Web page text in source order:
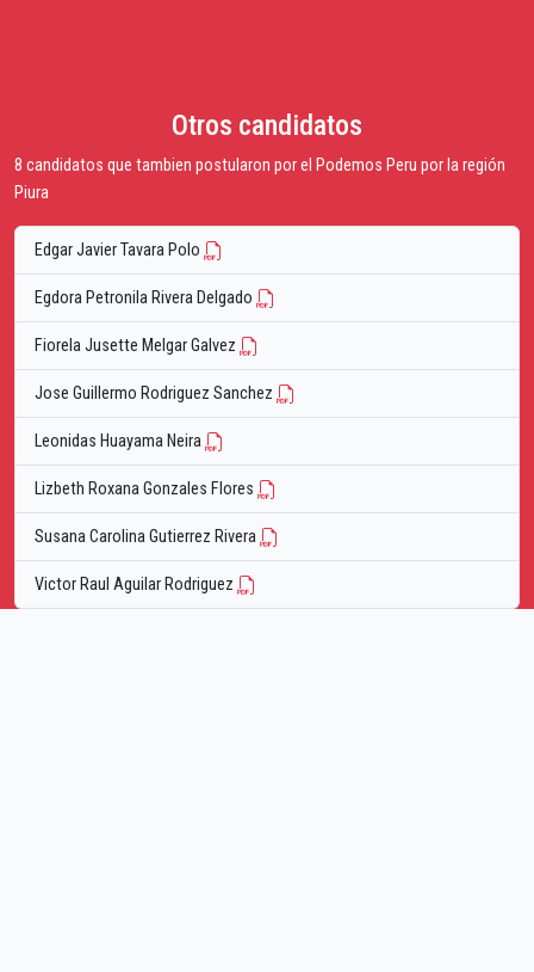
Otros candidatos
8 candidatos que tambien postularon por el Podemos Peru por la región
Piura
Edgar Javier Tavara Polo
Egdora Petronila Rivera Delgado
Fiorela Jusette Melgar Galvez
Jose Guillermo Rodriguez Sanchez
Leonidas Huayama Neira
Lizbeth Roxana Gonzales Flores
Susana Carolina Gutierrez Rivera
Victor Raul Aguilar Rodriguez